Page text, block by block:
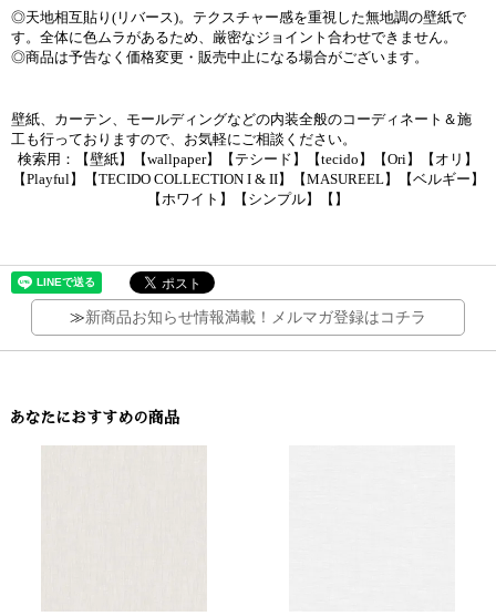
◎天地相互貼り(リバース)。テクスチャー感を重視した無地調の壁紙で
す。全体に色ムラがあるため、厳密なジョイント合わせできません。
◎商品は予告なく価格変更・販売中止になる場合がございます。
壁紙、カーテン、モールディングなどの内装全般のコーディネート＆施
工も行っておりますので、お気軽にご相談ください。
検索用：【壁紙】【wallpaper】【テシード】【tecido】【Ori】【オリ】
【Playful】【TECIDO COLLECTION I & II】【MASUREEL】【ベルギー】
【ホワイト】【シンプル】【】
≫新商品お知らせ情報満載！メルマガ登録はコチラ
あなたにおすすめの商品